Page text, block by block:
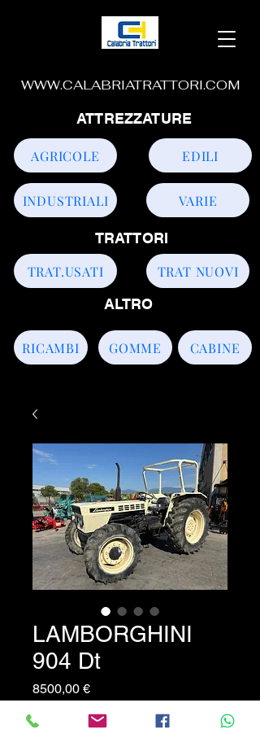
WWW.CALABRIATRATTORI.COM
TRAT.USATI TRAT NUOVI
INDUSTRIALI
AGRICOLE EDILI
VARIE
CABINE
GOMME
RICAMBI
ATTREZZATURE
TRATTORI
ALTRO
LAMBORGHINI
904 Dt
8500,00 €Prezzo
Trattore Lamborghini 904 Dt